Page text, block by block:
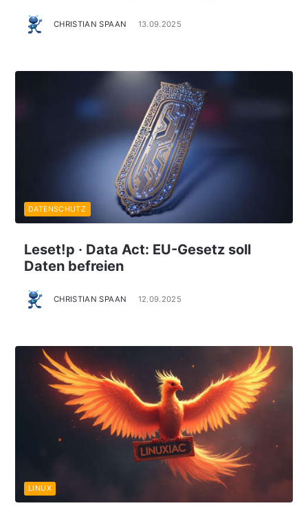
CHRISTIAN SPAAN 13.09.2025
Leset!p · Data Act: EU-Gesetz soll
Daten befreien
CHRISTIAN SPAAN 12.09.2025
DATENSCHUTZ
LINUX